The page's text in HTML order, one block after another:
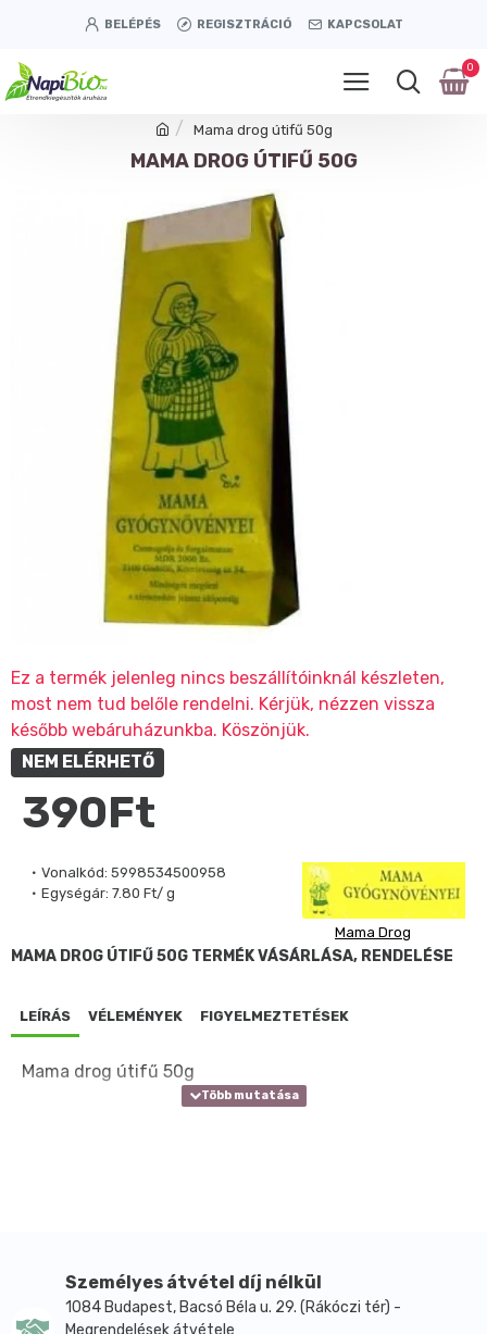
BELÉPÉS REGISZTRÁCIÓ KAPCSOLAT
0
Mama drog útifű 50g
MAMA DROG ÚTIFŰ 50G
Ez a termék jelenleg nincs beszállítóinknál készleten,
most nem tud belőle rendelni. Kérjük, nézzen vissza
később webáruházunkba. Köszönjük.
Vonalkód: 5998534500958
Egységár: 7.80 Ft/ g
Mama Drog
NEM ELÉRHETŐ
390Ft
MAMA DROG ÚTIFŰ 50G TERMÉK VÁSÁRLÁSA, RENDELÉSE
LEÍRÁS VÉLEMÉNYEK FIGYELMEZTETÉSEK
Mama drog útifű 50g
Személyes átvétel díj nélkül
1084 Budapest, Bacsó Béla u. 29. (Rákóczi tér) -
Megrendelések átvétele